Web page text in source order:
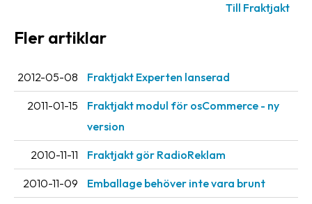
Leveransvillkor
Upphämtningar
Nedladdningar
Streckkodsläsare
Till Fraktjakt
Fler artiklar
2012-05-08 Fraktjakt Experten lanserad
2011-01-15
Fraktjakt modul för osCommerce - ny
version
2010-11-11 Fraktjakt gör RadioReklam
2010-11-09 Emballage behöver inte vara brunt